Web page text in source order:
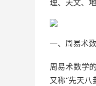
理、天文、
一、周易术
周易术数学
又称“先天八